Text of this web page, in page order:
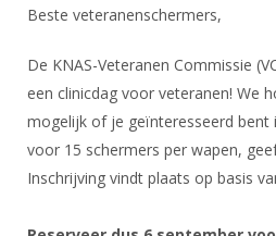
Evenement
Reglementen
Ledencijfers
Sponsors en Partners
Lichtzwaardschermen
Wedstrijdsport
Wat is topsport
NK's
Oranje
FBT
Informatie
Voor de jeugd
Spreekbeurtpakket
Ouders en vereniging
Jeugdkampen
Forums
Forums
Schermforum
Zoek Vereniging
Beste veteranenschermers,
De KNAS-Veteranen Commissie
een clinicdag voor veteranen! We
mogelijk of je geïnteresseerd bent
voor 15 schermers per wapen,
Inschrijving vindt plaats op basis